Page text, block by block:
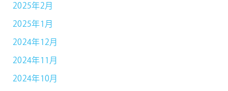
2025年2月
2025年1月
2024年12月
2024年11月
2024年10月